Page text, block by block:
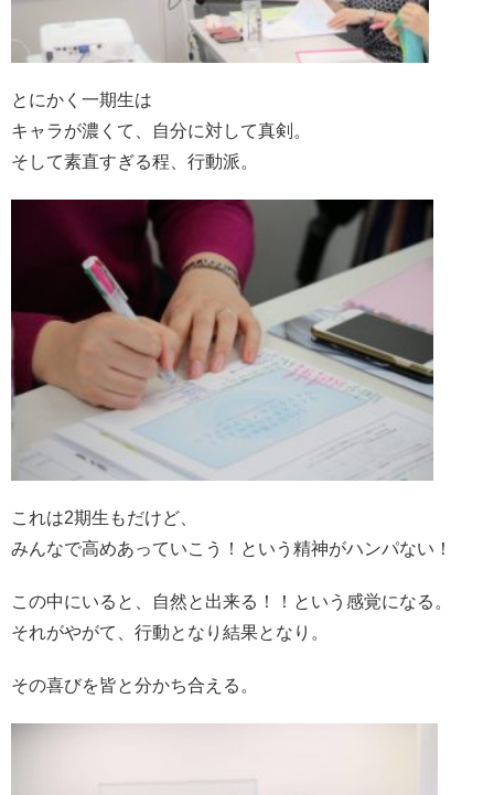
とにかく一期生は
キャラが濃くて、自分に対して真剣。
そして素直すぎる程、行動派。
これは2期生もだけど、
みんなで高めあっていこう！という精神がハンパない！
この中にいると、自然と出来る！！という感覚になる。
それがやがて、行動となり結果となり。
その喜びを皆と分かち合える。